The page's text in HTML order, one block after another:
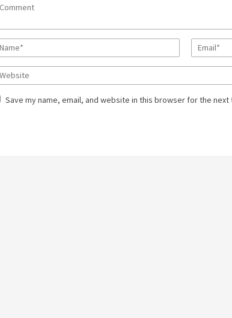
Save my name, email, and website in this browser for the next